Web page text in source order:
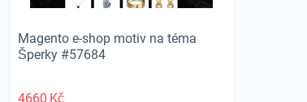
Magento e-shop motiv na téma
Šperky #57684
4660 Kč